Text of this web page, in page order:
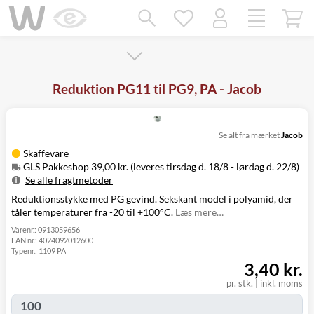
Reduktion PG11 til PG9, PA - Jacob
Skaffevare
GLS Pakkeshop 39,00 kr. (leveres tirsdag d. 18/8 - lørdag d. 22/8)
Se alle fragtmetoder
Metode
Pris
Leveres
Tirsdag d. 18/8
GLS
GLS Erhverv 49,00 kr.
-
Se alt fra mærketJacob
Reduktionsstykke med PG gevind. Sekskant model i polyamid, der
tåler temperaturer fra -20 til +100°C. Læs mere…
Varenr.: 0913059656
EAN nr.: 4024092012600
Typenr.: 1109 PA
pr. stk. inkl. moms
3,40 kr.
Mangler chatten?
Ret samtykke!